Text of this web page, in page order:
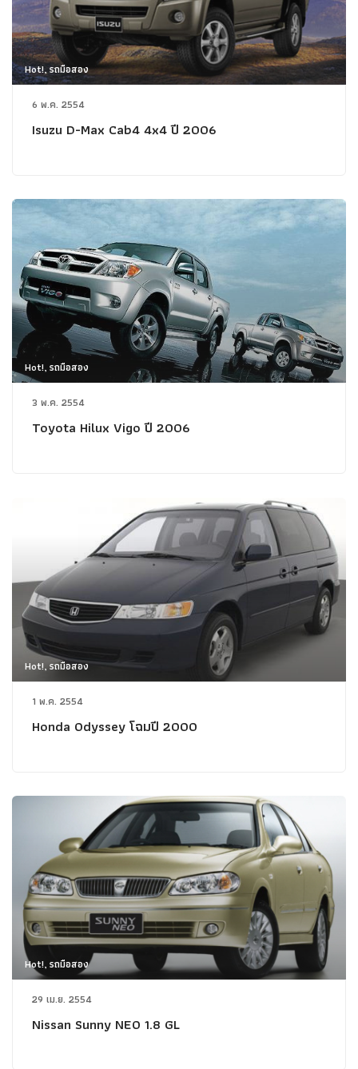
Hot!, รถมือสอง
6 พ.ค. 2554
Isuzu D-Max Cab4 4x4 ปี 2006
Hot!, รถมือสอง
3 พ.ค. 2554
Toyota Hilux Vigo ปี 2006
Hot!, รถมือสอง
1 พ.ค. 2554
Honda Odyssey โฉมปี 2000
Hot!, รถมือสอง
29 เม.ย. 2554
Nissan Sunny NEO 1.8 GL